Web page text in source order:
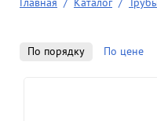
Главная / Каталог /
По порядку По цене